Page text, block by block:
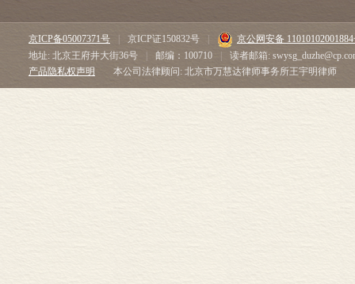
京ICP备05007371号 京ICP证150832号
京公网安备
地址: 北京王府井大街36号
邮编：100710
读者邮箱:
产品隐私权声明
本公司法律顾问: 北京市万慧达律师事务所王宇明律师